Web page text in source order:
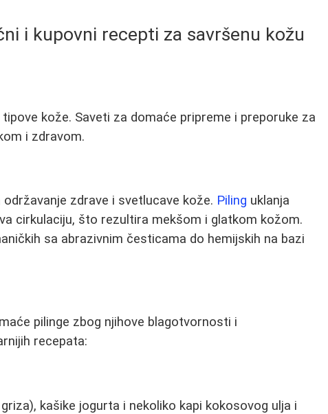
i kupovni recepti za savršenu kožu
kože. Saveti za domaće pripreme i preporuke za
i zdravom.
zdrave i svetlucave kože. Piling uklanja
cirkulaciju, što rezultira mekšom i glatkom kožom.
sa abrazivnim česticama do hemijskih na bazi
pilinge zbog njihove blagotvornosti i
recepata:
kašike jogurta i nekoliko kapi kokosovog ulja i